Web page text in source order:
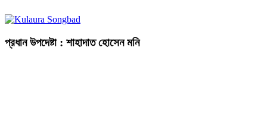
প্রধান উপদেষ্টা : শাহাদাত হোসেন মনি